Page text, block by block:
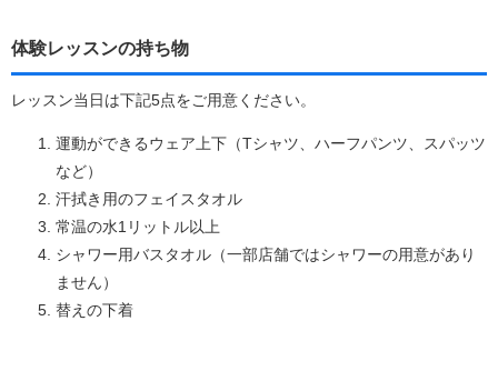
体験レッスンの持ち物
レッスン当日は下記5点をご用意ください。
運動ができるウェア上下（Tシャツ、ハーフパンツ、スパッツ
など）
汗拭き用のフェイスタオル
常温の水1リットル以上
シャワー用バスタオル（一部店舗ではシャワーの用意があり
ません）
替えの下着